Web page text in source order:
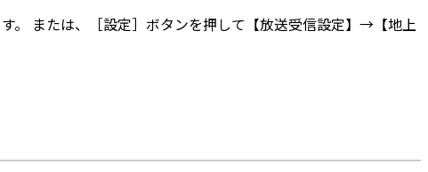
。 または、［設定］ボタンを押して【放送受信設定】→【地上